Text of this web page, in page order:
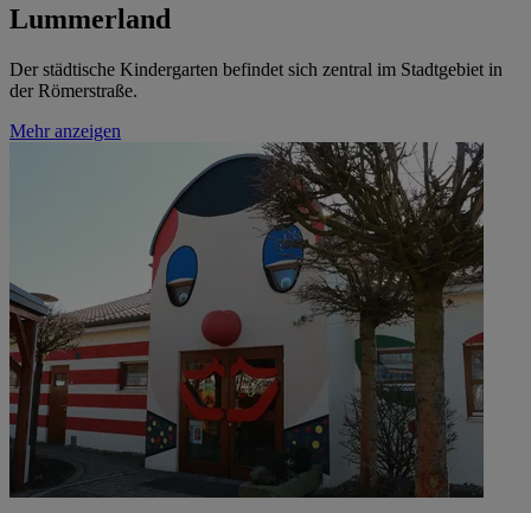
Lummerland
Der städtische Kindergarten befindet sich zentral im Stadtgebiet in
der Römerstraße.
Mehr anzeigen